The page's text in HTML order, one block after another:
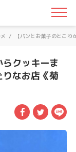
て世代に役立つお
/ 【パンとお菓子のとこ
らクッキーま
なお店《菊
Facebook